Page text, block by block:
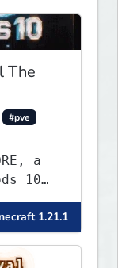
The
#pve
a
10
for
1.21.1